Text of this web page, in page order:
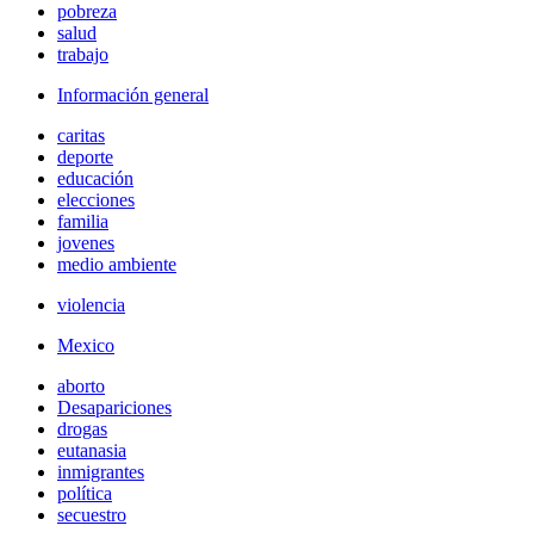
pobreza
salud
trabajo
Información general
caritas
deporte
educación
elecciones
familia
jovenes
medio ambiente
violencia
Mexico
aborto
Desapariciones
drogas
eutanasia
inmigrantes
política
secuestro